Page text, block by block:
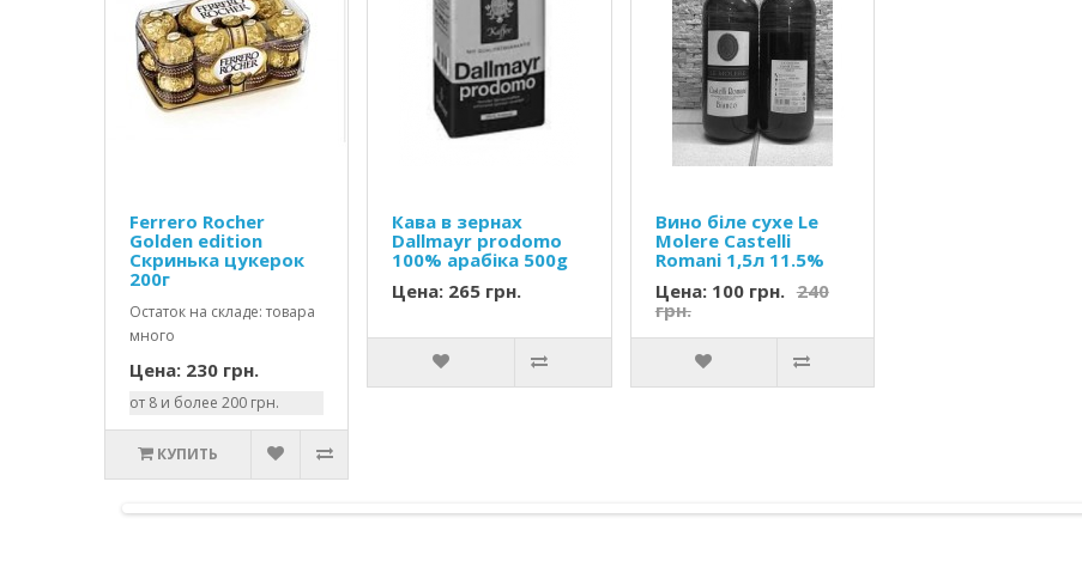
Ferrero Rocher
Golden edition
Скринька цукерок
200г
Остаток на складе: товара
много
Цена: 230 грн.
от 8 и более 200 грн.
КУПИТЬ
Кава в зернах
Dallmayr prodomo
100% арабіка 500g
Цена: 265 грн.
Вино біле сухе Le
Molere Castelli
Romani 1,5л 11.5%
Цена: 100 грн. 240
грн.